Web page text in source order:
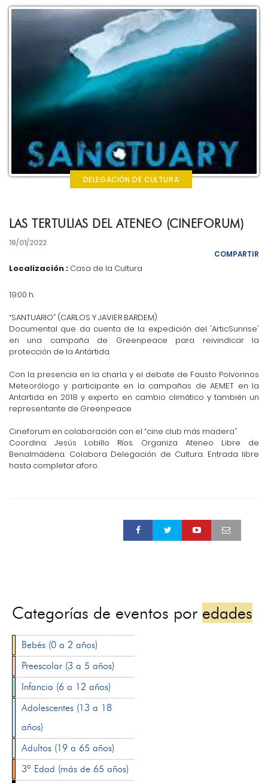
DELEGACIÓN DE CULTURA
LAS TERTULIAS DEL ATENEO (CINEFORUM)
19/01/2022
COMPARTIR
Localización : Casa de la Cultura
19:00 h.
“SANTUARIO” (CARLOS Y JAVIER BARDEM)
Documental que da cuenta de la expedición del 'ArticSunrise'
en una campaña de Greenpeace para reivindicar la
protección de la Antártida.
Con la presencia en la charla y el debate de Fausto Polvorinos
Meteorólogo y participante en la campañas de AEMET en la
Antartida en 2018 y experto en cambio climático y también un
representante de Greenpeace
Cineforum en colaboración con el “cine club más madera”
Coordina: Jesús Lobillo Ríos. Organiza Ateneo Libre de
Benalmádena. Colabora Delegación de Cultura. Entrada libre
hasta completar aforo.
Categorías de eventos por edades
Bebés (0 a 2 años)
Preescolar (3 a 5 años)
Infancia (6 a 12 años)
Adolescentes (13 a 18
años)
Adultos (19 a 65 años)
3ª Edad (más de 65 años)